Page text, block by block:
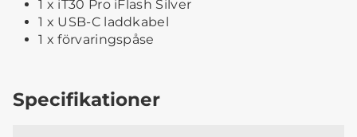
1 x iT30 Pro iFlash Silver
1 x USB-C laddkabel
1 x förvaringspåse
Specifikationer